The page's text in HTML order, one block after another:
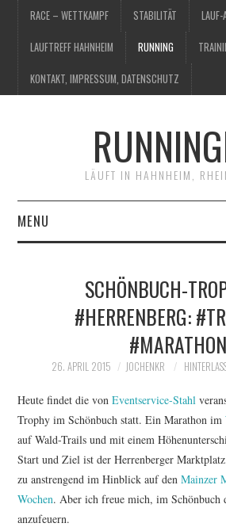
RACE – WETTKAMPF STABILITÄT LAUF-
LAUFTREFF HAHNHEIM RUNNING
KONTAKT, IMPRESSUM, DATENSCHUTZ
LÄUFT IN HAHNHEIM,
MENU
STABILITÄT
LAUFTREFF HAHNHEIM
RUNNING
TRAINING
SCHÖNBUCH-
#HERRENBERG:
#MARATHON
26. APRIL 2015 JOCHENKR
Heute findet die vonEventservice-Stahl
Trophy im Schönbuch statt. Ein Marathon im
auf Wald-Trails und mit einem
Start und Ziel ist der Herrenberger
zu anstrengend im Hinblick auf denMainzer
Wochen. Aber ich freue mich, im Schönbuch
anzufeuern.